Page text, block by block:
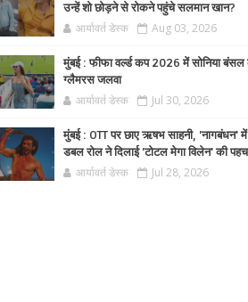
उन्हें शो छोड़ने से रोकने पहुंचे सलमान खान?
आर्यावर्त डेस्क Aug 03, 2026
मुंबई : फीफा वर्ल्ड कप 2026 में सोनिया बंसल
ग्लैमरस जलवा
आर्यावर्त डेस्क Jul 30, 2026
मुंबई : OTT पर छाए ऋषभ साहनी, 'नागबंधन'
डबल रोल ने दिलाई 'टोटल मेगा विलेन' की
आर्यावर्त डेस्क Jul 28, 2026